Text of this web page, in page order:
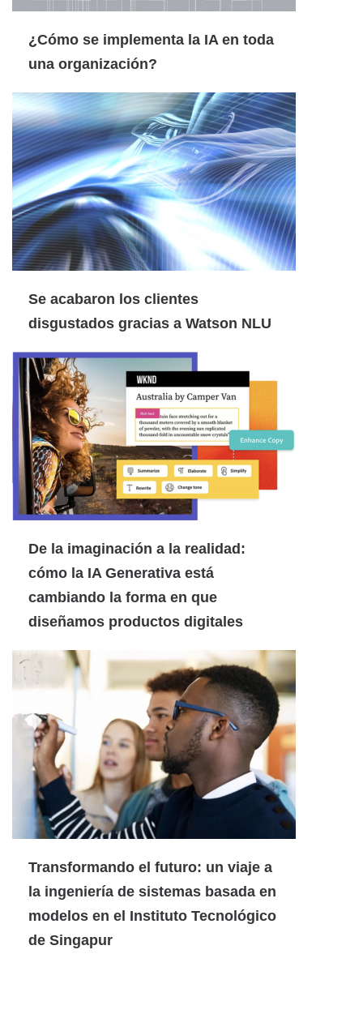
¿Cómo se implementa la IA en toda
una organización?
Se acabaron los clientes
disgustados gracias a Watson NLU
De la imaginación a la realidad:
cómo la IA Generativa está
cambiando la forma en que
diseñamos productos digitales
Transformando el futuro: un viaje a
la ingeniería de sistemas basada en
modelos en el Instituto Tecnológico
de Singapur